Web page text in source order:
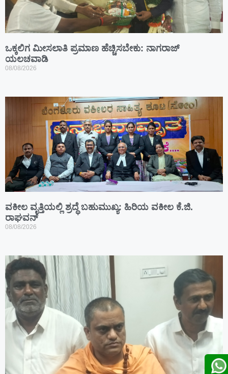
ಒಕ್ಕಲಿಗ ಮೀಸಲಾತಿ ಪ್ರಮಾಣ ಹೆಚ್ಚಿಸಬೇಕು: ನಾಗರಾಜ್
ಯಲಚವಾಡಿ
08/08/2026
ವಕೀಲ ವೃತ್ತಿಯಲ್ಲಿ ಶ್ರದ್ಧೆ ಬಹುಮುಖ್ಯ: ಹಿರಿಯ ವಕೀಲ ಕೆ.ಜಿ.
ರಾಘವನ್
08/08/2026